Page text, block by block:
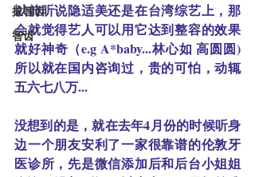
拔智齿
智齿
以前听说隐适美还是在台湾综艺上，那
会就觉得艺人可以用它达到整容的效果
就好神奇（e.g A*baby...林心如 高圆圆)
所以就在国内咨询过，贵的可怕，动辄
五六七八万...
没想到的是，就在去年4月份的时候听身
边一个朋友安利了一家很靠谱的伦敦牙
医诊所，先是微信添加后和后台小姐姐